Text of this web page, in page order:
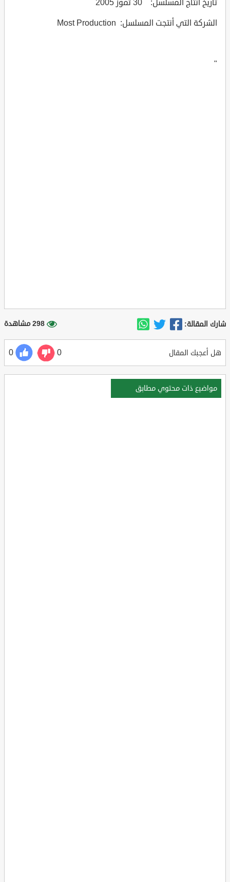
تاريخ انتاج المسلسل: 30 تموز 2005
الشركة التي أنتجت المسلسل: Most Production
"
شارك المقالة: 298 مشاهدة
هل أعجبك المقال 0
0
مواضيع ذات محتوي مطابق